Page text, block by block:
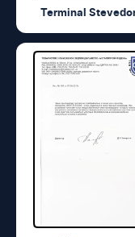
Terminal